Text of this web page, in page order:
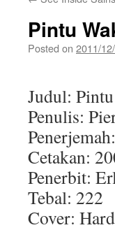
Pintu
Posted on 2011/
Judul:
Penulis:
Cetakan:
Penerbit:
Tebal: 222
Cover: